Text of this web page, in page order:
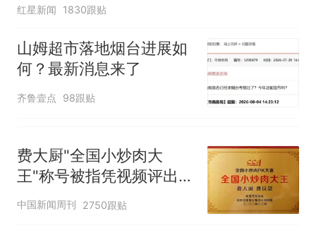
红星新闻 1830跟贴
山姆超市落地烟台进展如
何？最新消息来了
齐鲁壹点 98跟贴
费大厨"全国小炒肉大
王"称号被指凭视频评出
官方回应
中国新闻周刊 2750跟贴